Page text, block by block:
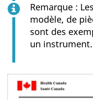
Remarque :
modèle, de
sont des
un instrument.